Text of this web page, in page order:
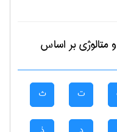
متالوژیبر اساس
ت ث